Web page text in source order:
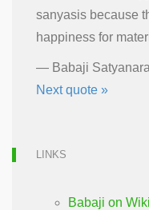
sanyasis because
happiness for
— Babaji
Next quote »
LINKS
Babaji on